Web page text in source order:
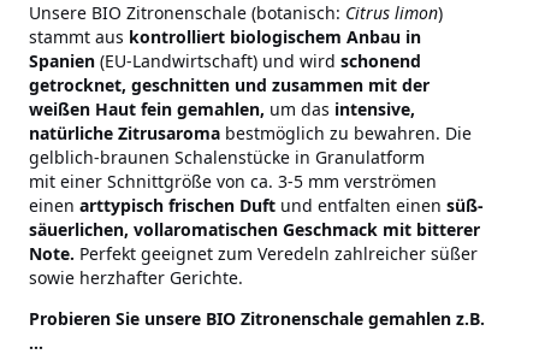
Unsere BIO Zitronenschale (botanisch: Citrus limon)
stammt aus kontrolliert biologischem Anbau in
Spanien (EU-Landwirtschaft) und wird schonend
getrocknet, geschnitten und zusammen mit der
weißen Haut fein gemahlen, um das intensive,
natürliche Zitrusaroma bestmöglich zu bewahren. Die
gelblich-braunen Schalenstücke in Granulatform
mit einer Schnittgröße von ca. 3-5 mm verströmen
einen arttypisch frischen Duft und entfalten einen süß-
säuerlichen, vollaromatischen Geschmack mit bitterer
Note. Perfekt geeignet zum Veredeln zahlreicher süßer
sowie herzhafter Gerichte.
Probieren Sie unsere BIO Zitronenschale gemahlen z.B.
...